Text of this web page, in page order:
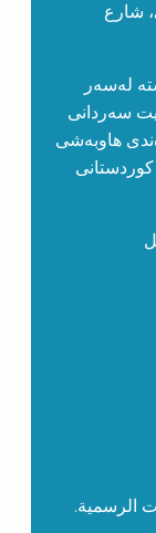
شارع
لەسەر
سەردانی
هاوبەشی
الرسمية.